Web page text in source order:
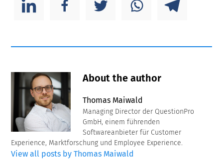
About the author
Thomas Maiwald
Managing Director der QuestionPro
GmbH, einem führenden
Softwareanbieter für Customer
Experience, Marktforschung und Employee Experience.
View all posts by Thomas Maiwald